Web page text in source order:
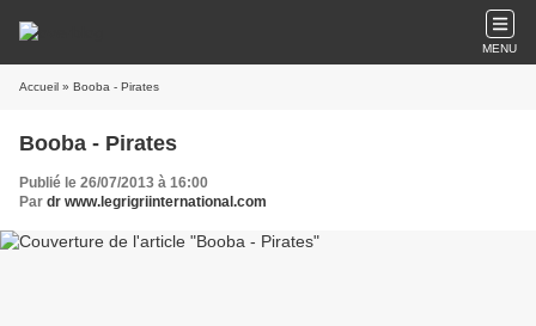
MENU
Accueil » Booba - Pirates
Booba - Pirates
Publié le 26/07/2013 à 16:00
Par dr www.legrigriinternational.com